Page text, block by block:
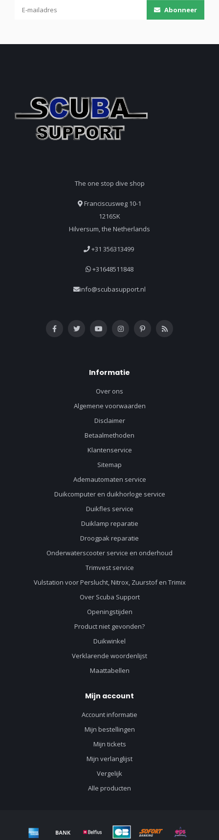
Abonneer
The one stop dive shop
Franciscusweg 10-1
1216SK
Hilversum, the Netherlands
+31 356313499
+31648511848
info@scubasupport.nl
Informatie
Over ons
Algemene voorwaarden
Disclaimer
Betaalmethoden
Klantenservice
Sitemap
Ademautomaten service
Duikcomputer en duikhorloge service
Duikfles service
Duiklamp reparatie
Droogpak reparatie
Onderwaterscooter service en onderhoud
Trimvest service
Vulstation voor Perslucht, Nitrox, Zuurstof en Trimix
Over Scuba Support
Openingstijden
Product niet gevonden?
Duikwinkel
Verklarende woordenlijst
Maattabellen
Mijn account
Account informatie
Mijn bestellingen
Mijn tickets
Mijn verlanglijst
Vergelijk
Alle producten